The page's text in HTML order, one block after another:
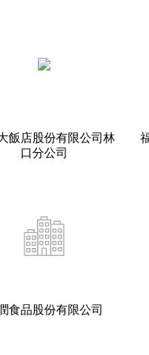
飯店股份有限公司林
口分公司
食品股份有限公司